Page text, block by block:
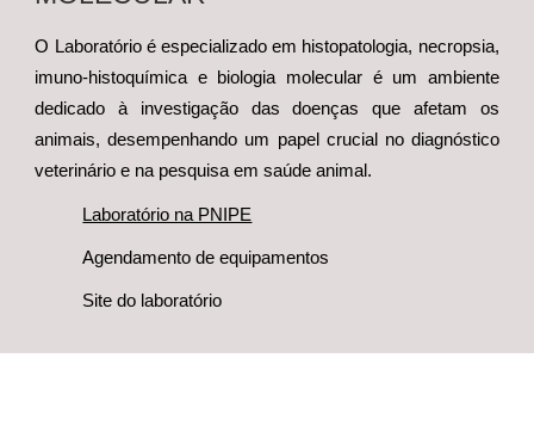
O Laboratório é especializado em histopatologia, necropsia,
imuno-histoquímica e biologia molecular é um ambiente
dedicado à investigação das doenças que afetam os
animais, desempenhando um papel crucial no diagnóstico
veterinário e na pesquisa em saúde animal.
Laboratório na PNIPE
Agendamento de equipamentos
Site do laboratório